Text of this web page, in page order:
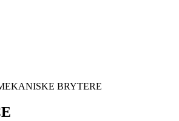
BRYTERE